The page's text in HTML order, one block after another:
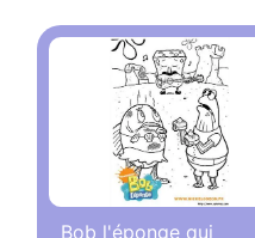
Bob l'éponge qui